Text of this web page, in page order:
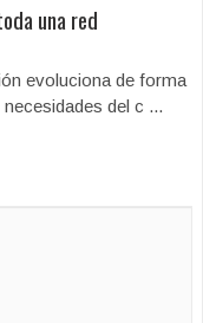
una red
evoluciona de forma
del c ...